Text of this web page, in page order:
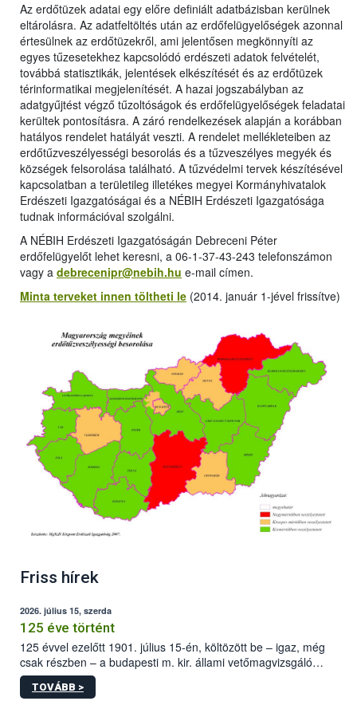
Az erdőtüzek adatai egy előre definiált adatbázisban kerülnek
eltárolásra. Az adatfeltöltés után az erdőfelügyelőségek azonnal
értesülnek az erdőtüzekről, ami jelentősen megkönnyíti az
egyes tűzesetekhez kapcsolódó erdészeti adatok felvételét,
továbbá statisztikák, jelentések elkészítését és az erdőtüzek
térinformatikai megjelenítését. A hazai jogszabályban az
adatgyűjtést végző tűzoltóságok és erdőfelügyelőségek feladatai
kerültek pontosításra. A záró rendelkezések alapján a korábban
hatályos rendelet hatályát veszti. A rendelet mellékleteiben az
erdőtűzveszélyességi besorolás és a tűzveszélyes megyék és
községek felsorolása található. A tűzvédelmi tervek készítésével
kapcsolatban a területileg illetékes megyei Kormányhivatalok
Erdészeti Igazgatóságai és a NÉBIH Erdészeti Igazgatósága
tudnak információval szolgálni.
A NÉBIH Erdészeti Igazgatóságán Debreceni Péter
erdőfelügyelőt lehet keresni, a 06-1-37-43-243 telefonszámon
vagy a debrecenipr@nebih.hu e-mail címen.
Minta terveket innen töltheti le (2014. január 1-jével frissítve)
Friss hírek
2026. július 15, szerda
125 éve történt
125 évvel ezelőtt 1901. július 15-én, költözött be – igaz, még
csak részben – a budapesti m. kir. állami vetőmagvizsgáló
állomás a Kis Rókus utca 15. szám alatti, Czigler Győző által
tervezett új épületébe.
TOVÁBB >